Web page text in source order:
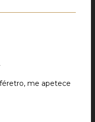
me apetece